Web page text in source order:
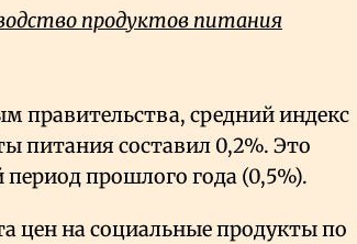
продуктов питания
правительства, средний индекс
питания составил 0,2%. Это
прошлого года (0,5%).
цен на социальные продукты по